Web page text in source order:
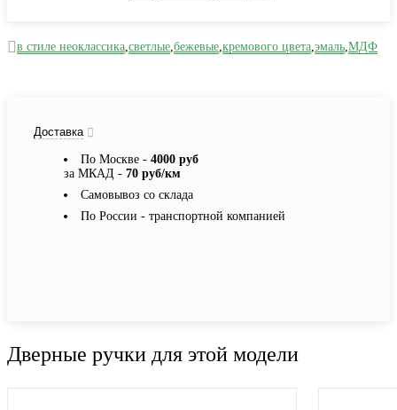
в стиле неоклассика,светлые,бежевые,кремового цвета,эмаль,МДФ
Доставка
По Москве - 4000 руб
за МКАД - 70 руб/км
Самовывоз со склада
По России - транспортной компанией
Дверные ручки для этой модели